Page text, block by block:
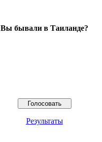
Вы бывали в Таиланде?
Результаты